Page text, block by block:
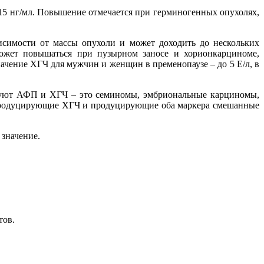
нг/мл. Повышение отмечается при герминогенных опухолях,
от массы опухоли и может доходить до нескольких
повышаться при пузырном заносе и хорионкарциноме,
ХГЧ для мужчин и женщин в пременопаузе – до 5 Е/л, в
АФП и ХГЧ – это семиномы, эмбриональные карциномы,
ХГЧ и продуцирующие оба маркера смешанные